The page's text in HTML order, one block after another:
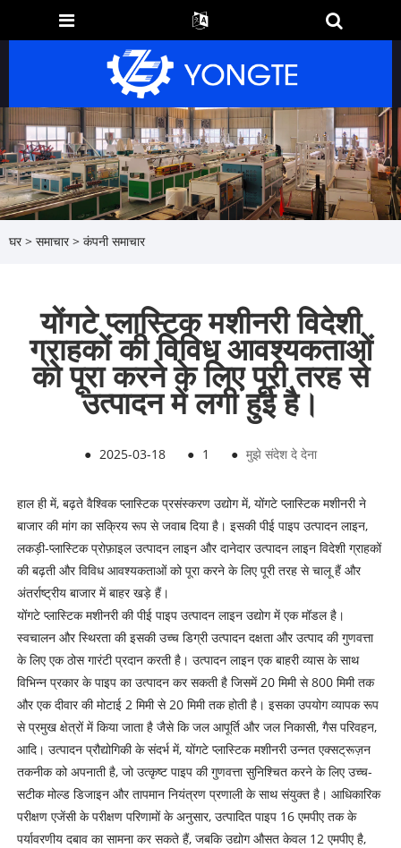
घर > समाचार> कंपनी समाचार
योंगटे प्लास्टिक मशीनरी विदेशी
ग्राहकों की विविध आवश्यकताओं
को पूरा करने के लिए पूरी तरह से
उत्पादन में लगी हुई है।
● 2025-03-18 ● 1 ● मुझे संदेश दे देना
हाल ही में, बढ़ते वैश्विक प्लास्टिक प्रसंस्करण उद्योग में, योंगटे प्लास्टिक मशीनरी ने
बाजार की मांग का सक्रिय रूप से जवाब दिया है। इसकी पीई पाइप उत्पादन लाइन,
लकड़ी-प्लास्टिक प्रोफ़ाइल उत्पादन लाइन और दानेदार उत्पादन लाइन विदेशी ग्राहकों
की बढ़ती और विविध आवश्यकताओं को पूरा करने के लिए पूरी तरह से चालू हैं और
अंतर्राष्ट्रीय बाजार में बाहर खड़े हैं।
योंगटे प्लास्टिक मशीनरी की पीई पाइप उत्पादन लाइन उद्योग में एक मॉडल है।
स्वचालन और स्थिरता की इसकी उच्च डिग्री उत्पादन दक्षता और उत्पाद की गुणवत्ता
के लिए एक ठोस गारंटी प्रदान करती है। उत्पादन लाइन एक बाहरी व्यास के साथ
विभिन्न प्रकार के पाइप का उत्पादन कर सकती है जिसमें 20 मिमी से 800 मिमी तक
और एक दीवार की मोटाई 2 मिमी से 20 मिमी तक होती है। इसका उपयोग व्यापक रूप
से प्रमुख क्षेत्रों में किया जाता है जैसे कि जल आपूर्ति और जल निकासी, गैस परिवहन,
आदि। उत्पादन प्रौद्योगिकी के संदर्भ में, योंगटे प्लास्टिक मशीनरी उन्नत एक्सट्रूज़न
तकनीक को अपनाती है, जो उत्कृष्ट पाइप की गुणवत्ता सुनिश्चित करने के लिए उच्च-
सटीक मोल्ड डिजाइन और तापमान नियंत्रण प्रणाली के साथ संयुक्त है। आधिकारिक
परीक्षण एजेंसी के परीक्षण परिणामों के अनुसार, उत्पादित पाइप 16 एमपीए तक के
पर्यावरणीय दबाव का सामना कर सकते हैं, जबकि उद्योग औसत केवल 12 एमपीए है,